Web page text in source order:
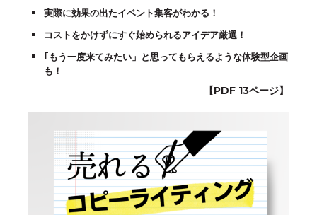
実際に効果の出たイベント集客がわかる！
コストをかけずにすぐ始められるアイデア厳選！
｢もう一度来てみたい」と思ってもらえるような体験型企画
も！
【PDF 13ページ】